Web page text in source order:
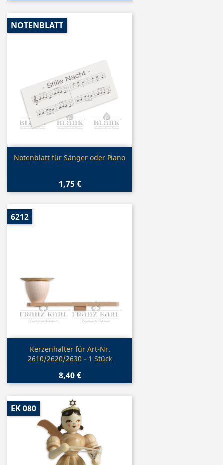
Vorschau
Notenblatt für Sänger oder Piano
1,75 €
NOTENBLATT
Vorschau
Kerzenhalter für Art-Nr.
2610/2620/2630 - 1 Stück
8,40 €
6212
EK 080